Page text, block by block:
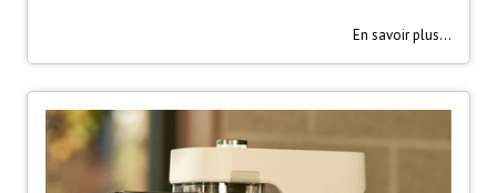
En savoir plus...